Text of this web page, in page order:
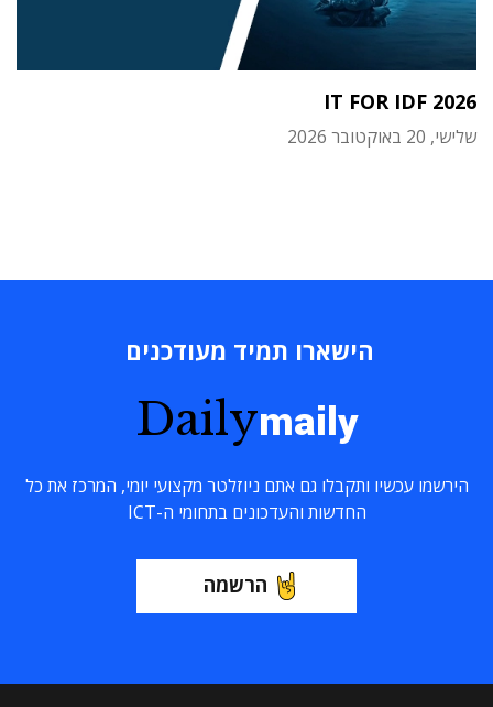
IT FOR IDF 2026
שלישי, 20 באוקטובר 2026
הישארו תמיד מעודכנים
Dailymaily
הירשמו עכשיו ותקבלו גם אתם ניוזלטר מקצועי יומי, המרכז את כל
החדשות והעדכונים בתחומי ה-ICT
הרשמה